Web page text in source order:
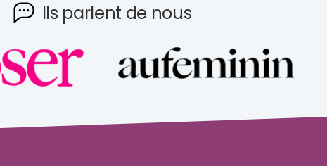
Ils parlent de nous